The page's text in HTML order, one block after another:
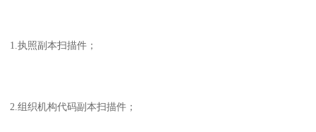
1.执照副本扫描件；
2.组织机构代码副本扫描件；